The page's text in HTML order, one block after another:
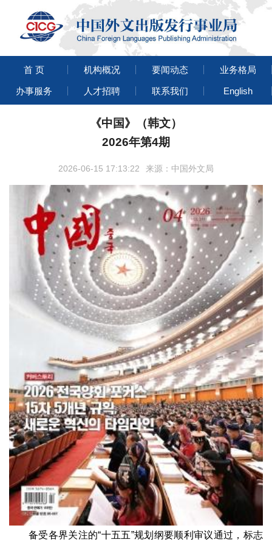
首 页 机构概况 要闻动态 业务格局
办事服务 人才招聘 联系我们 English
《中国》（韩文）
2026年第4期
2026-06-15 17:13:22 来源：中国外文局
备受各界关注的“十五五”规划纲要顺利审议通过，标志